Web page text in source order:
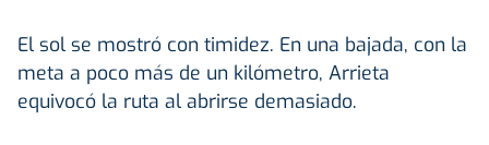
El sol se mostró con timidez. En una bajada, con la
meta a poco más de un kilómetro, Arrieta
equivocó la ruta al abrirse demasiado.